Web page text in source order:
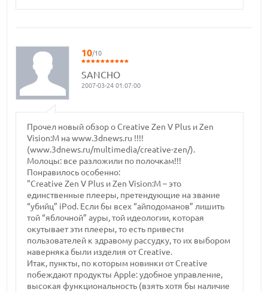
10/10
SANCHO
2007-03-24 01:07:00
Прочел новый обзор о Creative Zen V Plus и Zen
Vision:M на www.3dnews.ru !!!!
(www.3dnews.ru/multimedia/creative-zen/).
Молоцы: все разложили по полочкам!!!
Понравилось особенно:
"Creative Zen V Plus и Zen Vision:M – это
единственные плееры, претендующие на звание
“убийц” iPod. Если бы всех “айподоманов” лишить
той “яблочной” ауры, той идеологии, которая
окутывает эти плееры, то есть привести
пользователей к здравому рассудку, то их выбором
наверняка были изделия от Creative.
Итак, пункты, по которым новинки от Creative
побеждают продукты Apple: удобное управление,
высокая функциональность (взять хотя бы наличие